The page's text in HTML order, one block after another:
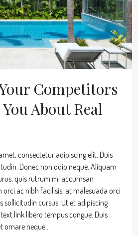
Competitors
About Real
consectetur adipiscing elit. Duis
Donec non odio neque. Aliquam
quis rutrum mi accumsan
orci ac nibh facilisis, at malesuada orci
sollicitudin cursus. Ut et adipiscing
link libero tempus congue. Duis
ornare neque...